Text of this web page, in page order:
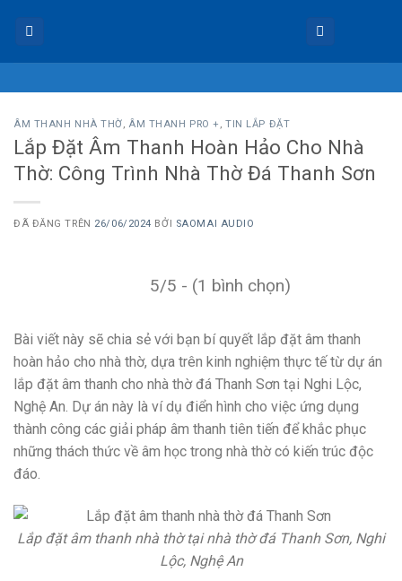
ÂM THANH NHÀ THỜ,ÂM THANH PRO + ,TIN LẮP ĐẶT
Lắp Đặt Âm Thanh Hoàn Hảo Cho Nhà
Thờ: Công Trình Nhà Thờ Đá Thanh Sơn
ĐÃ ĐĂNG TRÊN 26/06/2024 BỞI SAOMAI AUDIO
5/5 - (1 bình chọn)
Bài viết này sẽ chia sẻ với bạn bí quyết lắp đặt âm thanh
hoàn hảo cho nhà thờ, dựa trên kinh nghiệm thực tế từ dự án
lắp đặt âm thanh cho nhà thờ đá Thanh Sơn tại Nghi Lộc,
Nghệ An. Dự án này là ví dụ điển hình cho việc ứng dụng
thành công các giải pháp âm thanh tiên tiến để khắc phục
những thách thức về âm học trong nhà thờ có kiến trúc độc
đáo.
Lắp đặt âm thanh nhà thờ tại nhà thờ đá Thanh Sơn, Nghi
Lộc, Nghệ An